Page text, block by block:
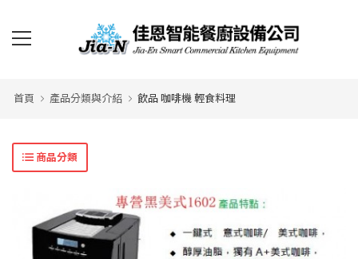
首頁 產品分類與介紹 飲品 咖啡機 輕食料理
商品分類